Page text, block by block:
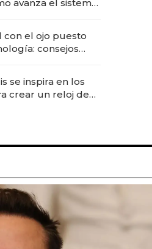
avanza el sistema
con el ojo puesto
consejos
se inspira en los
crear un reloj de